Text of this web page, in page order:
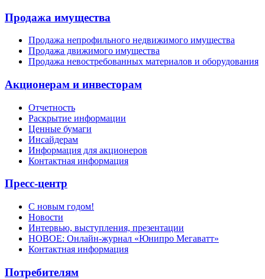
Продажа имущества
Продажа непрофильного недвижимого имущества
Продажа движимого имущества
Продажа невостребованных материалов и оборудования
Акционерам и инвесторам
Отчетность
Раскрытие информации
Ценные бумаги
Инсайдерам
Информация для акционеров
Контактная информация
Пресс-центр
С новым годом!
Новости
Интервью, выступления, презентации
НОВОЕ: Онлайн-журнал «Юнипро Мегаватт»
Контактная информация
Потребителям